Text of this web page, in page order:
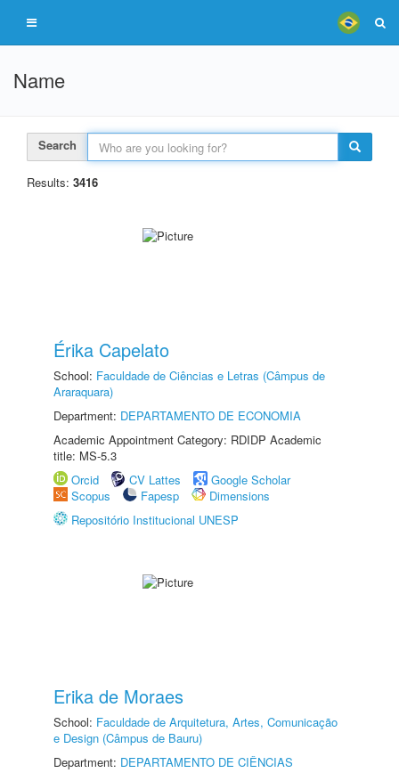
Name
Search
Results: 3416
Érika Capelato
School: Faculdade de Ciências e Letras (Câmpus de
Araraquara)
Department: DEPARTAMENTO DE ECONOMIA
Academic Appointment Category: RDIDP Academic
title: MS-5.3
Orcid
CV Lattes
Google Scholar
Scopus
Fapesp
Dimensions
Repositório Institucional UNESP
Erika de Moraes
School: Faculdade de Arquitetura, Artes, Comunicação
e Design (Câmpus de Bauru)
Department: DEPARTAMENTO DE CIÊNCIAS